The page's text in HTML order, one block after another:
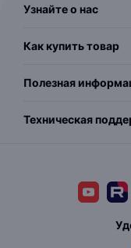
Узнайте о нас
Как купить товар
Полезная
Техническая